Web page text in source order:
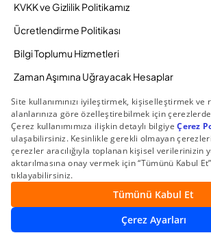
KVKK ve Gizlilik Politikamız
Ücretlendirme Politikası
Bilgi Toplumu Hizmetleri
Zaman Aşımına Uğrayacak Hesaplar
Duyurular ve Kampanyalar
© 2026 Gedik Yatırım Menkul Değerler